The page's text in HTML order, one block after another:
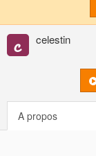
celestin
A propos